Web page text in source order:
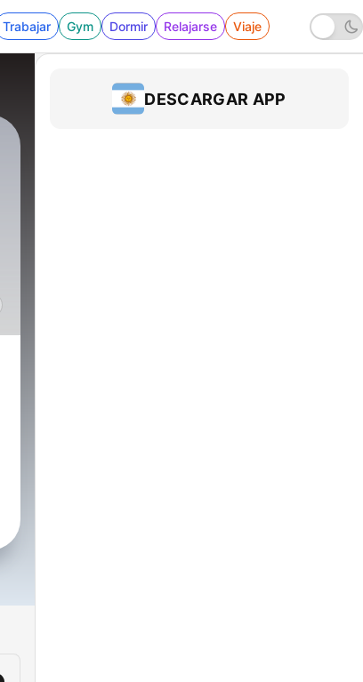
Trabajar Gym Dormir Relajarse Viaje
DESCARGAR APP